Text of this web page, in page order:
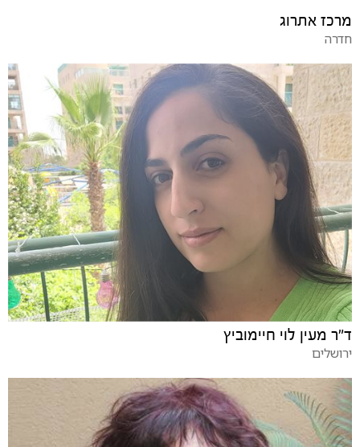
מרכז אתרוג
חדרה
ד"ר מעין לוי חיימוביץ
ירושלים